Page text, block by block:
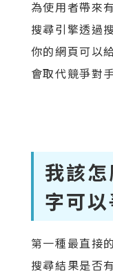
為使用者帶來
搜尋引擎透過
你的網頁可以
會取代競爭對
我該
字可
第一種最直接
搜尋結果是否